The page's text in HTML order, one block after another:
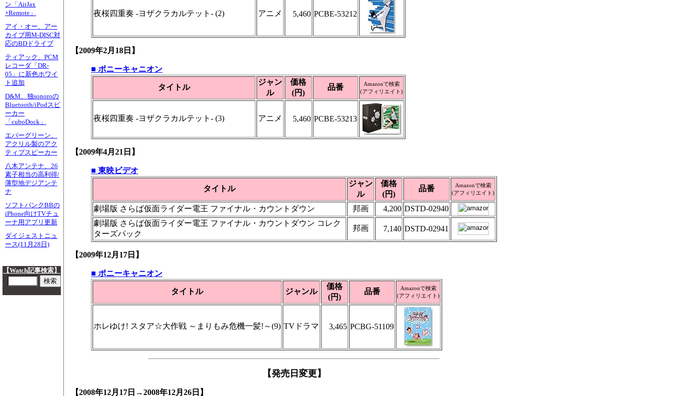
ン「AirJax
+Remote」
アイ・オー、アー
カイブ用M-DISC対
応のBDドライブ
ティアック、PCM
レコーダ「DR-
05」に新色ホワイ
ト追加
D&M、独sonoroの
Bluetooth/iPodスピ
ーカー
「cuboDock」
エバーグリーン、
アクリル製のアク
ティブスピーカー
八木アンテナ、26
素子相当の高利得/
薄型地デジアンテ
ナ
ソフトバンクBBの
iPhone向けTVチュ
ーナ用アプリ更新
ダイジェストニュ
ース(11月28日)
【Watch記事検索】
夜桜四重奏 -ヨザクラカルテット- (2) アニメ 5,460 PCBE-53212
【2009年2月18日】
■ ポニーキャニオン
タイトル
ジャン
ル
価格
(円)
品番
Amazonで検索
(アフィリエイト)
夜桜四重奏 -ヨザクラカルテット- (3) アニメ 5,460 PCBE-53213
【2009年4月21日】
■ 東映ビデオ
タイトル
ジャン
ル
価格
(円)
品番
Amazonで検索
(アフィリエイト)
劇場版 さらば仮面ライダー電王 ファイナル・カウントダウン 邦画 4,200 DSTD-02940
劇場版 さらば仮面ライダー電王 ファイナル・カウントダウン コレク
ターズパック
邦画 7,140 DSTD-02941
【2009年12月17日】
■ ポニーキャニオン
タイトル ジャンル
価格
(円)
品番
Amazonで検索
(アフィリエイト)
ホレゆけ! スタア☆大作戦 ～まりもみ危機一髪!～(9) TVドラマ 3,465 PCBG-51109
【発売日変更】
【2008年12月17日→2008年12月26日】